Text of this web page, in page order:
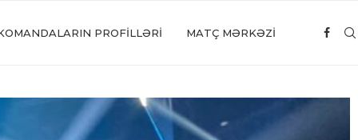
PROFILLƏRI MATÇ MƏRKƏZİ